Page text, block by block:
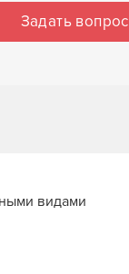
Задать вопрос
видами